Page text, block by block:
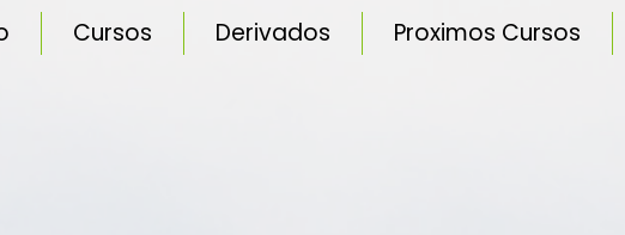
Cursos Derivados Proximos Cursos